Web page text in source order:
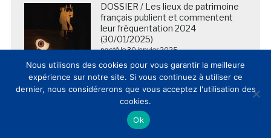
DOSSIER / Les lieux de patrimoine
français publient et commentent
leur fréquentation 2024
(30/01/2025)
posté le 30 janvier 2025
La BNF envoie en Chine les copies
numériques de plus de 5 000
manuscrits des grottes de
Dunhuang
posté le 25 mars 2018
Nous utilisons des cookies pour vous garantir la meilleure
expérience sur notre site. Si vous continuez à utiliser ce
dernier, nous considérerons que vous acceptez l'utilisation des
cookies.
Ok